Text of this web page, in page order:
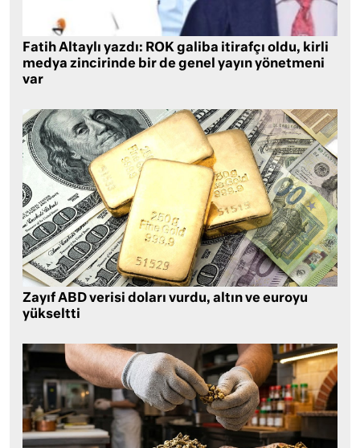
Fatih Altaylı yazdı: ROK galiba itirafçı oldu, kirli
medya zincirinde bir de genel yayın yönetmeni
var
Zayıf ABD verisi doları vurdu, altın ve euroyu
yükseltti